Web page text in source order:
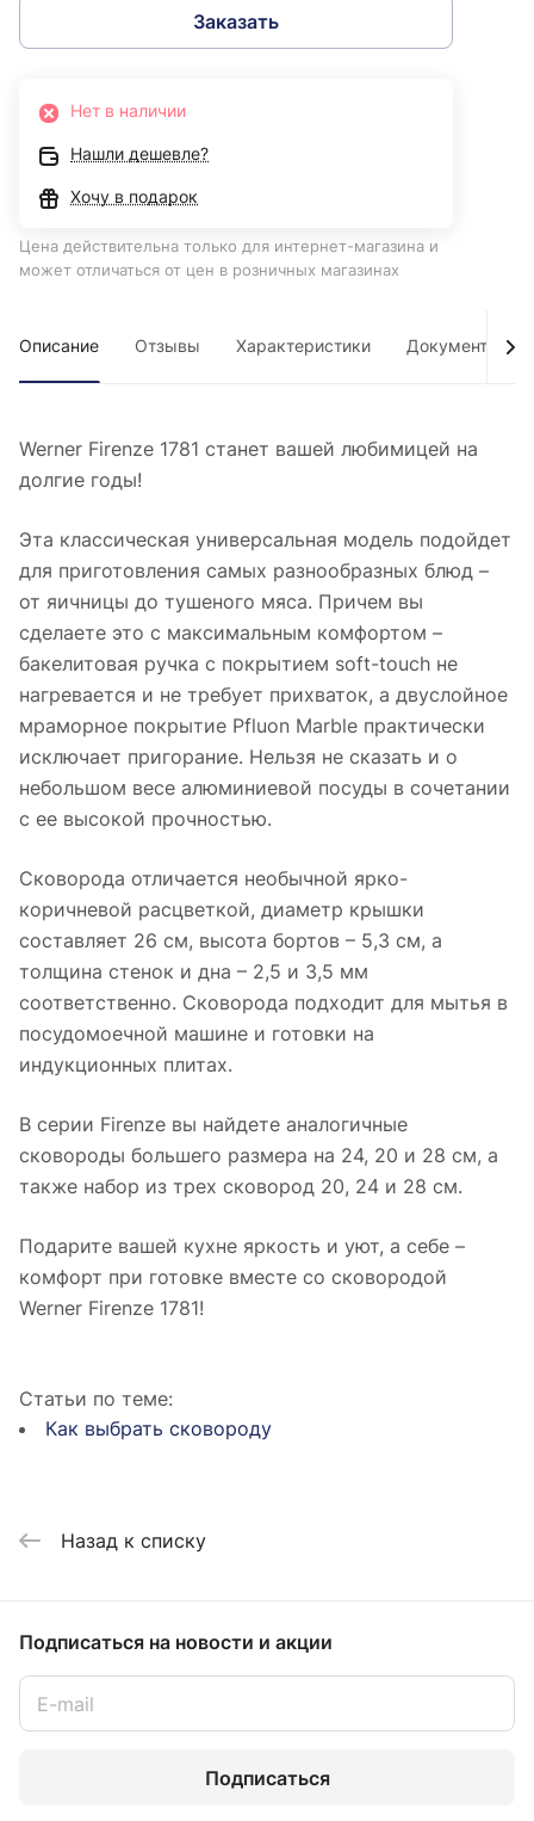
Заказать
Нет в наличии
Нашли дешевле?
Хочу в подарок
Цена действительна только для интернет-магазина и
может отличаться от цен в розничных магазинах
Описание Отзывы Характеристики Документы
Werner Firenze 1781 станет вашей любимицей на
долгие годы!
Эта классическая универсальная модель подойдет
для приготовления самых разнообразных блюд –
от яичницы до тушеного мяса. Причем вы
сделаете это с максимальным комфортом –
бакелитовая ручка с покрытием soft-touch не
нагревается и не требует прихваток, а двуслойное
мраморное покрытие Pfluon Marble практически
исключает пригорание. Нельзя не сказать и о
небольшом весе алюминиевой посуды в сочетании
с ее высокой прочностью.
Сковорода отличается необычной ярко-
коричневой расцветкой, диаметр крышки
составляет 26 см, высота бортов – 5,3 см, а
толщина стенок и дна – 2,5 и 3,5 мм
соответственно. Сковорода подходит для мытья в
посудомоечной машине и готовки на
индукционных плитах.
В серии Firenze вы найдете аналогичные
сковороды большего размера на 24, 20 и 28 см, а
также набор из трех сковород 20, 24 и 28 см.
Подарите вашей кухне яркость и уют, а себе –
комфорт при готовке вместе со сковородой
Werner Firenze 1781!
Статьи по теме:
Как выбрать сковороду
Назад к списку
Подписаться на новости и акции
Подписаться